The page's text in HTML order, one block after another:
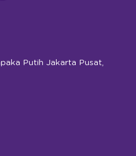
Putih Jakarta Pusat,